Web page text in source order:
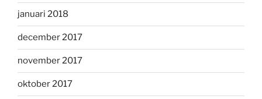
januari 2018
december 2017
november 2017
oktober 2017